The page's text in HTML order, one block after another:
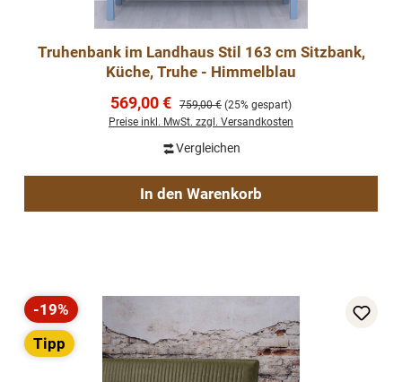
Truhenbank im Landhaus Stil 163 cm Sitzbank,
Küche, Truhe - Himmelblau
Verkaufspreis:
569,00 € Regulärer Preis:
759,00 € (25% gespart)
Preise inkl. MwSt. zzgl. Versandkosten
Vergleichen
In den Warenkorb
Rabatt
-19%
Tipp